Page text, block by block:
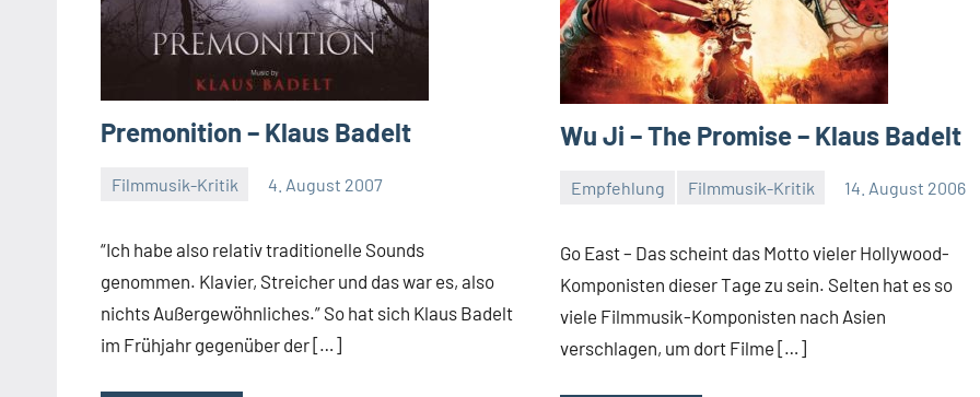
Premonition – Klaus Badelt
Filmmusik-Kritik 4. August 2007
“Ich habe also relativ traditionelle Sounds
genommen. Klavier, Streicher und das war es, also
nichts Außergewöhnliches.” So hat sich Klaus Badelt
im Frühjahr gegenüber der […]
Wu Ji – The Promise – Klaus Badelt
Empfehlung Filmmusik-Kritik 14. August 2006
Go East – Das scheint das Motto vieler Hollywood-
Komponisten dieser Tage zu sein. Selten hat es so
viele Filmmusik-Komponisten nach Asien
verschlagen, um dort Filme […]